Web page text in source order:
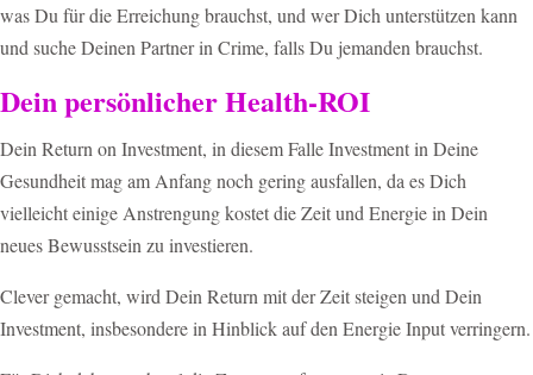
was Du für die Erreichung brauchst, und wer Dich unterstützen kann
und suche Deinen Partner in Crime, falls Du jemanden brauchst.
Dein persönlicher Health-ROI
Dein Return on Investment, in diesem Falle Investment in Deine
Gesundheit mag am Anfang noch gering ausfallen, da es Dich
vielleicht einige Anstrengung kostet die Zeit und Energie in Dein
neues Bewusstsein zu investieren.
Clever gemacht, wird Dein Return mit der Zeit steigen und Dein
Investment, insbesondere in Hinblick auf den Energie Input verringern.